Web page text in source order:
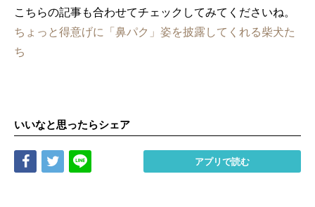
こちらの記事も合わせてチェックしてみてくださいね。
ちょっと得意げに「鼻パク」姿を披露してくれる柴犬た
ち
いいなと思ったらシェア
Share Tweet アプリで読む